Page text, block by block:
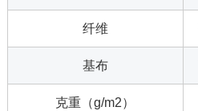
纤维
基布
克重（g/m2）